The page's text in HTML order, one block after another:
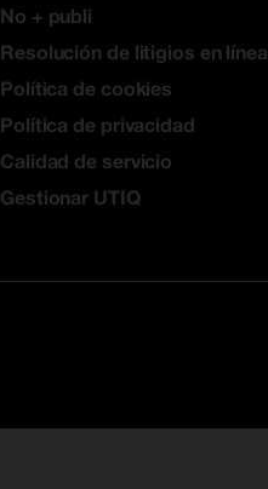
No + publi
Resolución de litigios en línea
Política de cookies
Política de privacidad
Calidad de servicio
Gestionar UTIQ